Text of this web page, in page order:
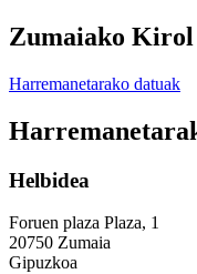
Zumaiako Kirol
Harremanetarako datuak
Helbidea
Foruen plaza Plaza, 1
20750 Zumaia
Gipuzkoa